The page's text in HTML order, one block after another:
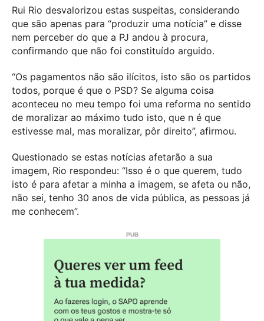
Rui Rio desvalorizou estas suspeitas, considerando
que são apenas para “produzir uma notícia” e disse
nem perceber do que a PJ andou à procura,
confirmando que não foi constituído arguido.
“Os pagamentos não são ilícitos, isto são os partidos
todos, porque é que o PSD? Se alguma coisa
aconteceu no meu tempo foi uma reforma no sentido
de moralizar ao máximo tudo isto, que n é que
estivesse mal, mas moralizar, pôr direito”, afirmou.
Questionado se estas notícias afetarão a sua
imagem, Rio respondeu: “Isso é o que querem, tudo
isto é para afetar a minha a imagem, se afeta ou não,
não sei, tenho 30 anos de vida pública, as pessoas já
me conhecem”.